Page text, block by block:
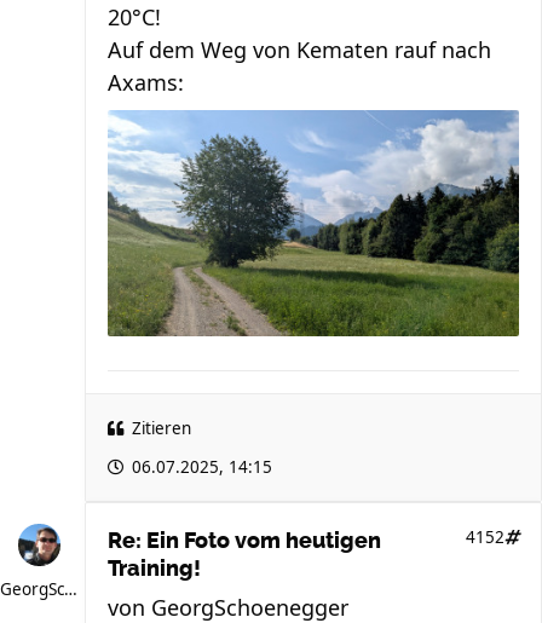
20°C!
Auf dem Weg von Kematen rauf nach
Axams:
Zitieren
06.07.2025, 14:15
GeorgSchoenegger
Re: Ein Foto vom heutigen
Training!
4152
von GeorgSchoenegger